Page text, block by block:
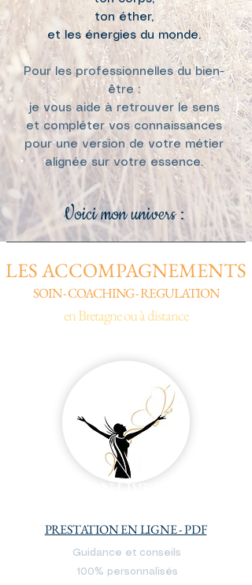
ton éther,
et les énergies du monde.
Pour les professionnelles du bien-
être :
je vous aide à retrouver le sens
et compléter vos connaissances
pour une version de votre métier
alignée sur votre essence.
Voici mon univers :
LES ACCOMPAGNEMENTS
SOIN - COACHING - REGULATION
en Bretagne ou à distance
PRESTATION EN LIGNE - PDF
Guidance et conseils
100% personnalisés